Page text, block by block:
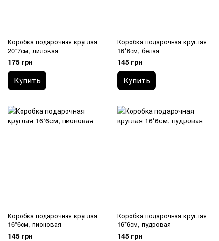
Коробка подарочная круглая
20*7см, лиловая
175 грн
Купить
Коробка подарочная круглая
16*6см, белая
145 грн
Купить
Коробка подарочная круглая
16*6см, пионовая
145 грн
Коробка подарочная круглая
16*6см, пудровая
145 грн